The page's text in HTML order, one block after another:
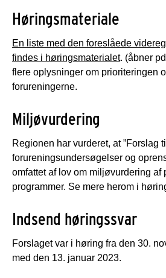
Høringsmateriale
En liste med den foreslåede
findes i høringsmaterialet. (åbner
flere oplysninger om prioriteringen
forureningerne.
Miljøvurdering
Regionen har vurderet, at ”Forslag
forureningsundersøgelser og
omfattet af lov om miljøvurdering af
programmer. Se mere herom i
Indsend høringssvar
Forslaget var i høring fra den 30.
med den 13. januar 2023.